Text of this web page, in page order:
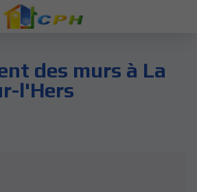
des murs à La
l'Hers